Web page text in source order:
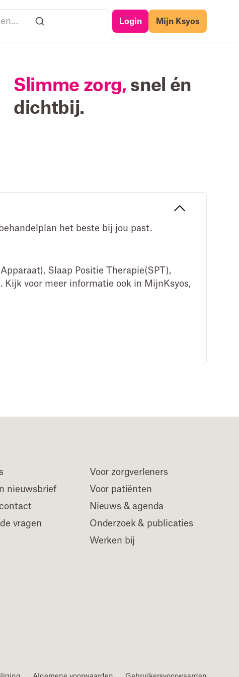
Mijn Ksyos
Login
Slimme zorg, snel én
dichtbij.
het beste bij jou past.
Slaap Positie Therapie(SPT),
Kijk voor meer informatie ook in MijnKsyos,
nieuwsbrief
vragen
Voor zorgverleners
Voor patiënten
Nieuws & agenda
Onderzoek & publicaties
Werken bij